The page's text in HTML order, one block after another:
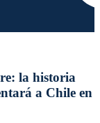
la historia
a Chile en